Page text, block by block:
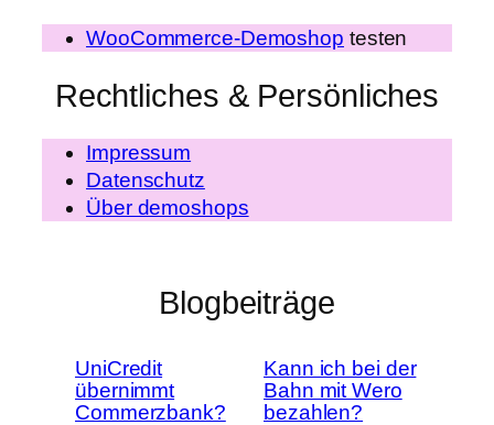
WooCommerce-Demoshop testen
Rechtliches & Persönliches
Impressum
Datenschutz
Über demoshops
Blogbeiträge
UniCredit
übernimmt
Commerzbank?
Kann ich bei der
Bahn mit Wero
bezahlen?